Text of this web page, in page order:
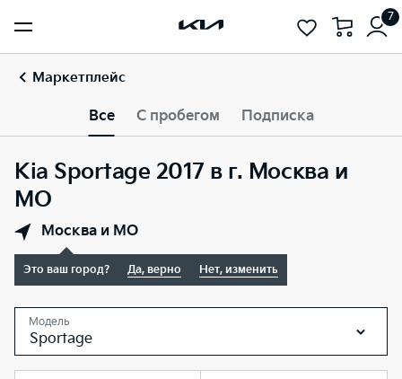
7
Маркетплейс
Все С пробегом Подписка
Kia Sportage 2017 в г. Москва и
МО
Москва и МО
Это ваш город? Да, верно Нет, изменить
Модель
Sportage